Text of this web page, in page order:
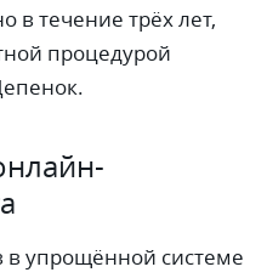
в течение трёх лет,
процедурой
в упрощённой системе